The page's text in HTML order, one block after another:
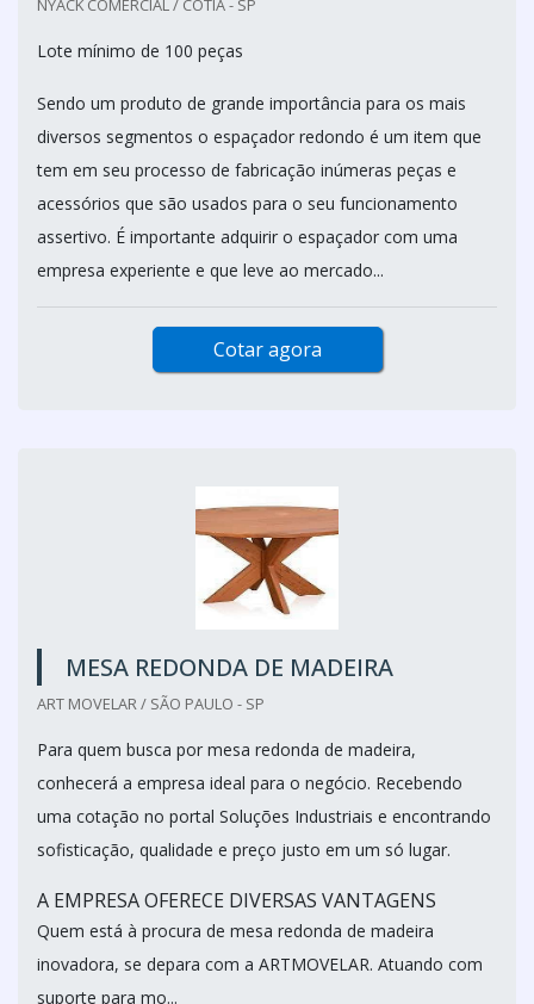
NYACK COMERCIAL / COTIA - SP
Lote mínimo de 100 peças
Sendo um produto de grande importância para os mais
diversos segmentos o espaçador redondo é um item que
tem em seu processo de fabricação inúmeras peças e
acessórios que são usados para o seu funcionamento
assertivo. É importante adquirir o espaçador com uma
empresa experiente e que leve ao mercado...
Cotar agora
MESA REDONDA DE MADEIRA
ART MOVELAR / SÃO PAULO - SP
Para quem busca por mesa redonda de madeira,
conhecerá a empresa ideal para o negócio. Recebendo
uma cotação no portal Soluções Industriais e encontrando
sofisticação, qualidade e preço justo em um só lugar.
A EMPRESA OFERECE DIVERSAS VANTAGENS
Quem está à procura de mesa redonda de madeira
inovadora, se depara com a ARTMOVELAR. Atuando com
suporte para mo...